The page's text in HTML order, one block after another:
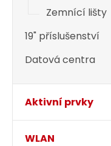
Zemnící lišty
19" příslušenství
Datová centra
Aktivní prvky
WLAN